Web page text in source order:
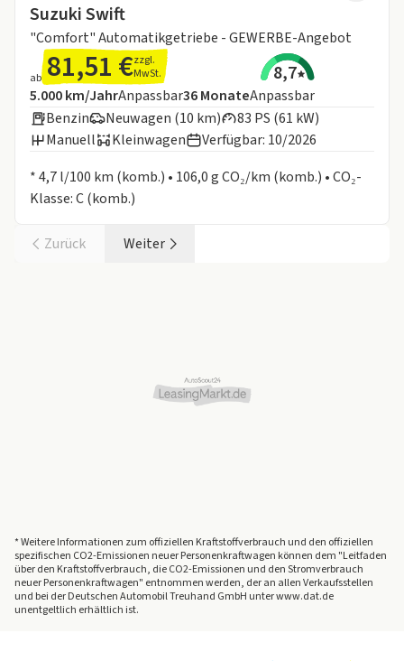
Suzuki Swift
"Comfort" Automatikgetriebe - GEWERBE-Angebot
ab 81,51 €zzgl.
MwSt.
8,7
Angebotsdetails:
Inklusive Laufleistung
5.000 km/JahrAnpassbarLaufzeit
36MonateAnpassbar
Benzin
Neuwagen (10 km)
83 PS (61 kW)
Manuell
Kleinwagen
Verfügbar: 10/2026
* 4,7 l/100 km (komb.) • 106,0 g CO₂/km (komb.) • CO₂-
Klasse: C (komb.)
Zurück Weiter
* Weitere Informationen zum offiziellen Kraftstoffverbrauch und den offiziellen
spezifischen CO2-Emissionen neuer Personenkraftwagen können dem "Leitfaden
über den Kraftstoffverbrauch, die CO2-Emissionen und den Stromverbrauch
neuer Personenkraftwagen" entnommen werden, der an allen Verkaufsstellen
und bei der Deutschen Automobil Treuhand GmbH unter www.dat.de
unentgeltlich erhältlich ist.